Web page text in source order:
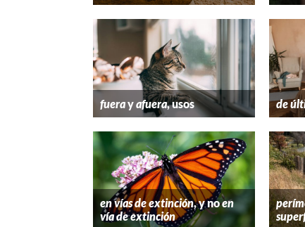
fuerayafuera, usos de
en vías de extinción, y noen
vía de extinción